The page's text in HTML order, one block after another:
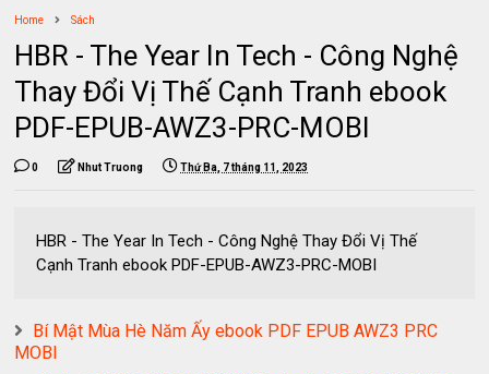
Home Sách
HBR - The Year In Tech - Công Nghệ
Thay Đổi Vị Thế Cạnh Tranh ebook
PDF-EPUB-AWZ3-PRC-MOBI
0 Nhut Truong Thứ Ba, 7 tháng 11, 2023
HBR - The Year In Tech - Công Nghệ Thay Đổi Vị Thế
Cạnh Tranh ebook PDF-EPUB-AWZ3-PRC-MOBI
Bí Mật Mùa Hè Năm Ấy ebook PDF EPUB AWZ3 PRC
MOBI